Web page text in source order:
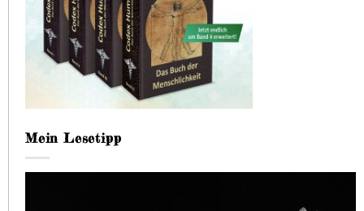
Mein Lesetipp